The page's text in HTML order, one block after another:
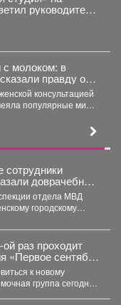
руководитель
района
с молоком: в
правду о
консультацией
популярные мифы
доврачебную
от
отдела МВД
городскому
раз проходит
«Первое сентября
к новому
группа сегодня